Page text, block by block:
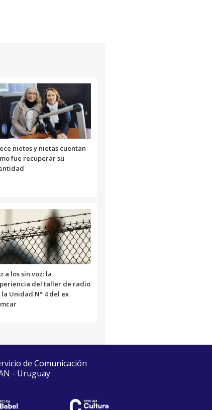
nietos y nietas cuentan
fue recuperar su
a los sin voz: la
del taller de radio
la Unidad N° 4 del ex
de Comunicación
- Uruguay